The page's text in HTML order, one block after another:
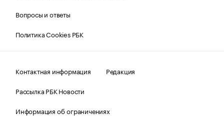
Вопросы и ответы
Политика Cookies РБК
Контактная информация
Редакция
Рассылка РБК Новости
Информация об ограничениях